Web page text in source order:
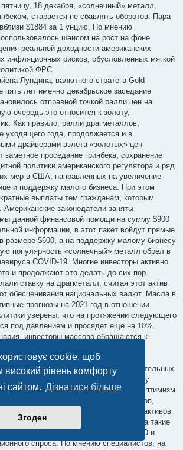
cookie, щоб
високий рівень комфорту
сайтом. Дізнатися більше
Згоден
18 декабря, «солнечный» металл,
старается не сбавлять оборотов. Пара
$1884 за 1 унцию. По мнению
шансом на рост на фоне
реальной доходности американских
инфляционных рисков, обусловленных мягкой
ФРС.
Лундина, валютного стратега Gold
пять лет именно декабрьское заседание
отправной точкой ралли цен на
очередь это относится к золоту,
Как правило, ралли драгметаллов,
уходящего года, продолжается и в
драйверами взлета «золотых» цен
заметное проседание гринбека, сохранение
политики американского регулятора и ряд
мер в США, направленных на увеличение
и поддержку малого бизнеса. При этом
выплаты тем гражданам, которым
Американские законодатели заняты
данной финансовой помощи на сумму $900
информации, в этот пакет войдут прямые
размере $600, а на поддержку малому бизнесу
популярность «солнечный» металл обрел в
COVID-19. Многие инвесторы активно
и продолжают это делать до сих пор.
ставку на драгметалл, считая этот актив
обесценивания национальных валют. Масла в
прогнозы на 2021 год в отношении
уверены, что на протяжении следующего
под давлением и просядет еще на 10%.
инвесторы массово обращаются к
драгметалл важнейшим инструментом
волатильности и защитой от отрицательных
текущим прогнозам, в 2021 году
котировок до $2000 за 1 унцию. Оптимизм
подпитывается выводами экспертов,
металл одним из самых доходных активов
дальнейшего удорожания золота такие
ожиданий, ослабление USD и
спроса. По мнению специалистов, на